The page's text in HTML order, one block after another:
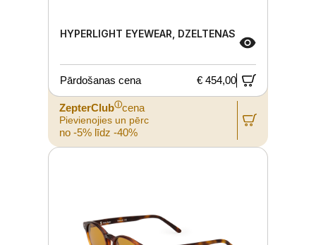
HYPERLIGHT EYEWEAR, DZELTENAS
Pārdošanas cena € 454,00
ZepterClubⓘcena
Pievienojies un pērc
no -5% līdz -40%